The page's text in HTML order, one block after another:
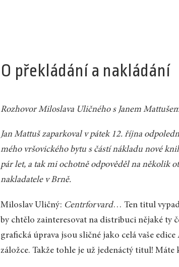
O překládání a nakládání
Rozhovor Miloslava Uličného s Janem
Jan Mattuš zaparkoval v pátek 12. října
mého vršovického bytu s částí nákladu nové
pár let, a tak mi ochotně odpověděl na několik
nakladatele v Brně.
Miloslav Uličný: Centrforvard… Ten titul
by chtělo zainteresovat na distribuci nějaké ty
grafická úprava jsou sličné jako celá vaše
záložce. Takže tohle je už jedenáctý titul!